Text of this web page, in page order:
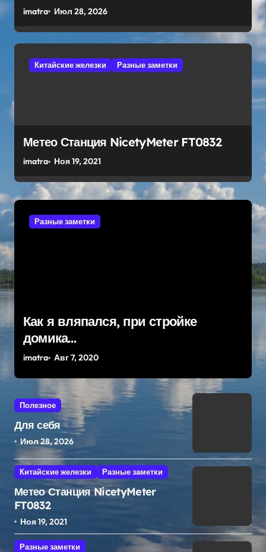
imatra Июл 28, 2026
Китайские железки Разные заметки
Метео Станция NicetyMeter FT0832
imatra Ноя 19, 2021
Разные заметки
Как я вляпался, при стройке
домика…
imatra Авг 7, 2020
Полезное
Для себя
Июл 28, 2026
Китайские железки Разные заметки
Метео Станция NicetyMeter
FT0832
Ноя 19, 2021
Разные заметки